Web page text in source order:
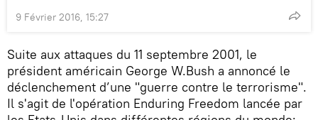
9 Février 2016, 15:27
Suite aux attaques du 11 septembre 2001, le
président américain George W.Bush a annoncé le
déclenchement d’une "guerre contre le terrorisme".
Il s'agit de l'opération Enduring Freedom lancée par